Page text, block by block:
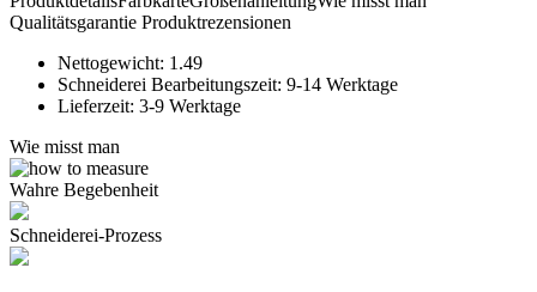
Qualitätsgarantie Produktrezensionen
Nettogewicht: 1.49
Schneiderei Bearbeitungszeit: 9-14 Werktage
Lieferzeit: 3-9 Werktage
Wie misst man
Wahre Begebenheit
Schneiderei-Prozess